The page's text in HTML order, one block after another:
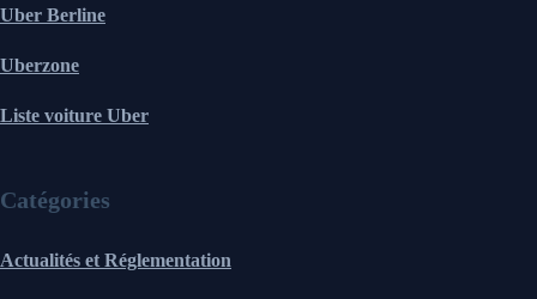
Uber Berline
Uberzone
Liste voiture Uber
Catégories
Actualités et Réglementation